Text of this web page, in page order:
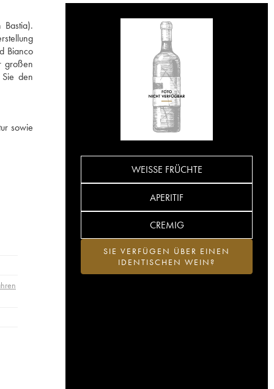
Bianco
großen
Sie den
sowie
WEISSE FRÜCHTE
APERITIF
CREMIG
SIE VERFÜGEN ÜBER EINEN
IDENTISCHEN WEIN?